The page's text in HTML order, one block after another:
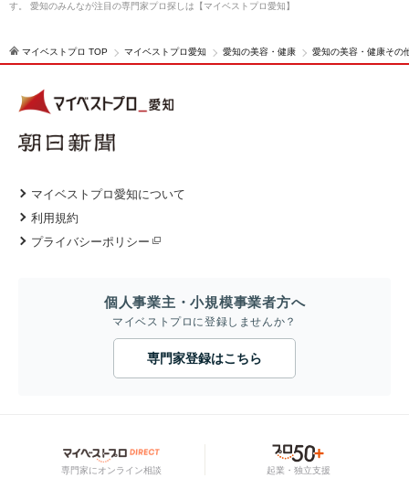
す。 愛知のみんなが注目の専門家プロ探しは【マイベストプロ愛知】
マイベストプロ TOP マイベストプロ愛知 愛知の美容・健康 愛知の美容・健康その
マイベストプロ愛知について
利用規約
プライバシーポリシー
個人事業主・小規模事業者方へ
マイベストプロに登録しませんか？
専門家登録はこちら
専門家にオンライン相談 起業・独立支援